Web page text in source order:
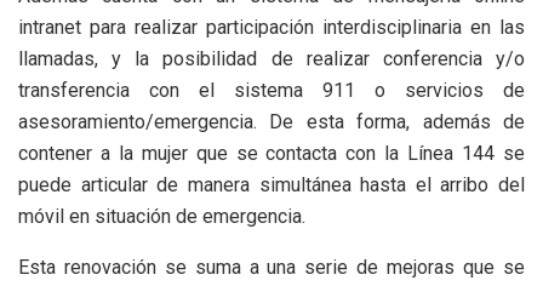
intranet para realizar participación interdisciplinaria en las
llamadas, y la posibilidad de realizar conferencia y/o
transferencia con el sistema 911 o servicios de
asesoramiento/emergencia. De esta forma, además de
contener a la mujer que se contacta con la Línea 144 se
puede articular de manera simultánea hasta el arribo del
móvil en situación de emergencia.
Esta renovación se suma a una serie de mejoras que se